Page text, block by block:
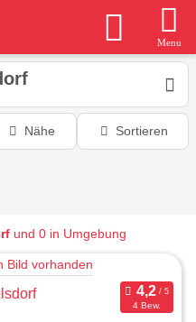
Menu
Nähe Sortieren
und 0 in Umgebung
4 Bew.